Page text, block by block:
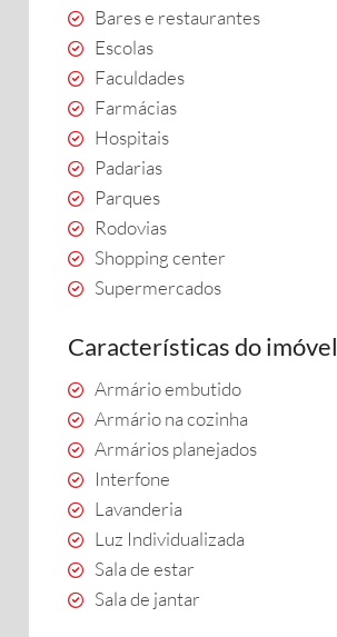
Bares e restaurantes
Escolas
Faculdades
Farmácias
Hospitais
Padarias
Parques
Rodovias
Shopping center
Supermercados
Características do imóvel
Armário embutido
Armário na cozinha
Armários planejados
Interfone
Lavanderia
Luz Individualizada
Sala de estar
Sala de jantar